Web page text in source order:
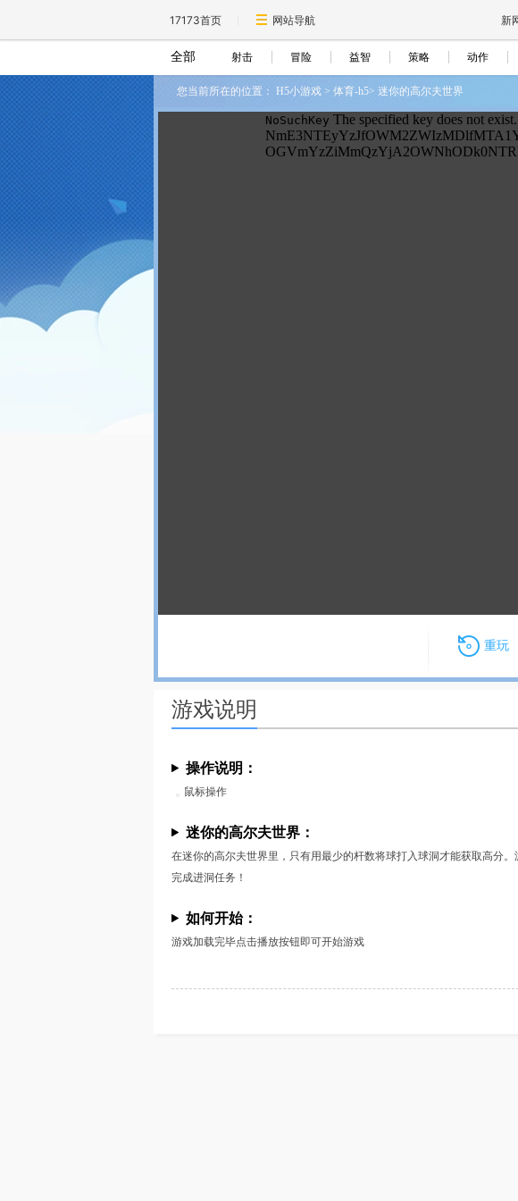
17173首页 网站导航 新
全部 射击 冒险 益智 策略 动作
您当前所在的位置： H5小游戏 > 体育-h5> 迷你的高尔夫世界
重玩
游戏说明
操作说明：
鼠标操作
迷你的高尔夫世界：
在迷你的高尔夫世界里，只有用最少的杆数将球打入球洞才能获取高分
完成进洞任务！
如何开始：
游戏加载完毕点击播放按钮即可开始游戏